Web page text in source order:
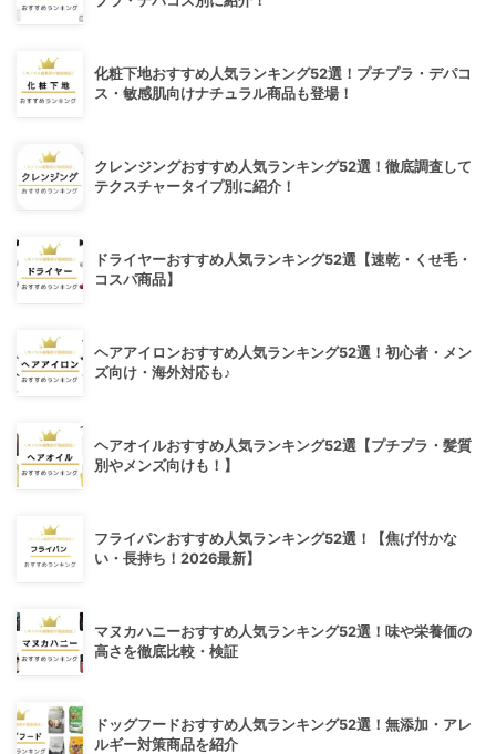
化粧下地おすすめ人気ランキング52選！プチプラ・デパコ
ス・敏感肌向けナチュラル商品も登場！
クレンジングおすすめ人気ランキング52選！徹底調査して
テクスチャータイプ別に紹介！
ドライヤーおすすめ人気ランキング52選【速乾・くせ毛・
コスパ商品】
ヘアアイロンおすすめ人気ランキング52選！初心者・メン
ズ向け・海外対応も♪
ヘアオイルおすすめ人気ランキング52選【プチプラ・髪質
別やメンズ向けも！】
フライパンおすすめ人気ランキング52選！【焦げ付かな
い・長持ち！2026最新】
マヌカハニーおすすめ人気ランキング52選！味や栄養価の
高さを徹底比較・検証
ドッグフードおすすめ人気ランキング52選！無添加・アレ
ルギー対策商品を紹介